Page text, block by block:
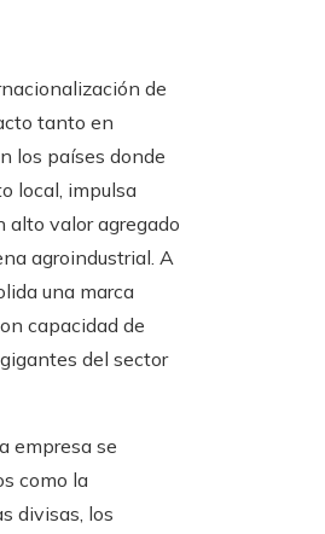
de
tanto en
los países donde
local, impulsa
alto valor agregado
agroindustrial. A
una marca
capacidad de
del sector
empresa se
como la
divisas, los